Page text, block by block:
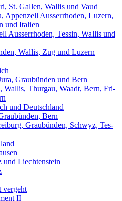
St. Gal­len, Wal­lis und Vaud
Appen­zell Aus­ser­rho­den, Luzern,
und Italien
Aus­ser­rho­den, Tes­sin, Wal­lis und
Wal­lis, Zug und Luzern
Grau­bün­den und Bern
Wal­lis, Thur­gau, Waadt, Bern, Fri­
und Deutschland
Bern
Grau­bün­den, Schwyz, Tes­
und Liechtenstein
vergeht
II